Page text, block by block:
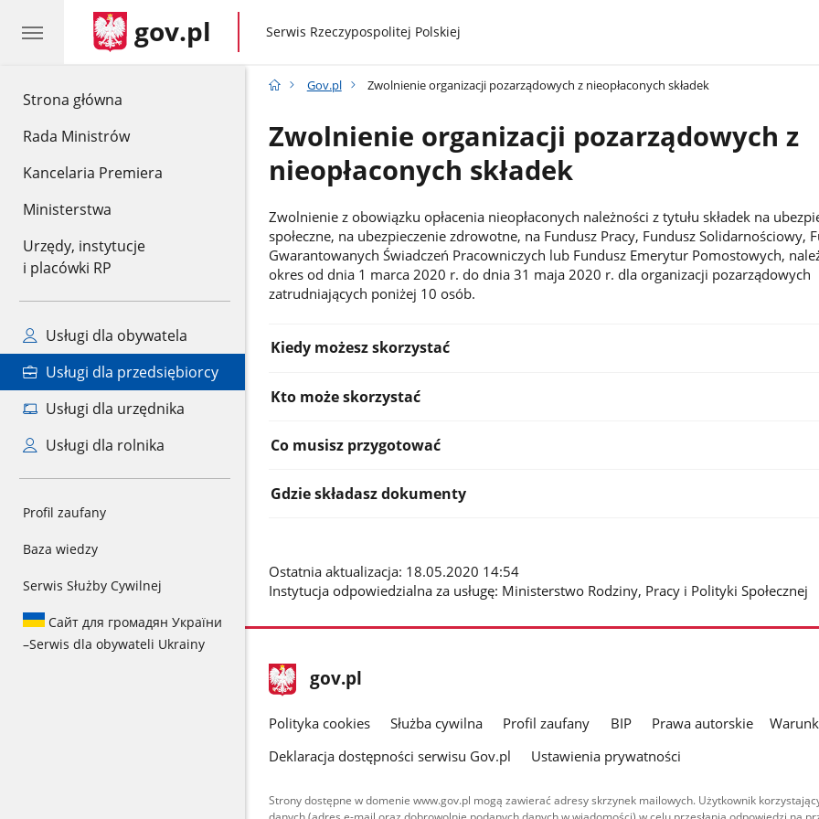
Strona główna
Rada Ministrów
Kancelaria Premiera
Ministerstwa
Urzędy, instytucje
i placówki RP
Usługi dla obywatela
Usługi dla przedsiębiorcy
Usługi dla urzędnika
Usługi dla rolnika
Profil zaufany
Baza wiedzy
Serwis Służby Cywilnej
Сайт для громадян України
–Serwis dla obywateli Ukrainy
gov.pl gov.pl
Serwis Rzeczypospolitej Polskiej
Gov.pl Zwolnienie organizacji pozarządowych z nieopłaconych składek
Zwolnienie organizacji pozarządowych z
nieopłaconych składek
Zwolnienie z obowiązku opłacenia nieopłaconych należności z tytułu składek na
społeczne, na ubezpieczenie zdrowotne, na Fundusz Pracy, Fundusz Solidarnościowy,
Gwarantowanych Świadczeń Pracowniczych lub Fundusz Emerytur Pomostowych,
okres od dnia 1 marca 2020 r. do dnia 31 maja 2020 r. dla organizacji pozarządowych
zatrudniających poniżej 10 osób.
Informacje:
Kiedy możesz skorzystać
Kto może skorzystać
Co musisz przygotować
Gdzie składasz dokumenty
Ostatnia aktualizacja: 18.05.2020 14:54
Instytucja odpowiedzialna za usługę: Ministerstwo Rodziny, Pracy i Polityki Społecznej
stopka
gov.pl Strona
gov.pl
gov.pl
Polityka cookies Służba cywilna Profil zaufany BIP Prawa autorskie
Deklaracja dostępności serwisu Gov.pl
Ustawienia prywatności
Strony dostępne w domenie www.gov.pl mogą zawierać adresy skrzynek mailowych. Użytkownik